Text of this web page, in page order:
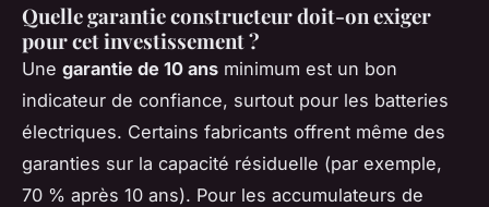
Quelle garantie constructeur doit-on exiger
pour cet investissement ?
Une garantie de 10 ans minimum est un bon
indicateur de confiance, surtout pour les batteries
électriques. Certains fabricants offrent même des
garanties sur la capacité résiduelle (par exemple,
70 % après 10 ans). Pour les accumulateurs de